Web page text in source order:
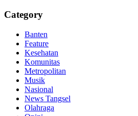
Category
Banten
Feature
Kesehatan
Komunitas
Metropolitan
Musik
Nasional
News Tangsel
Olahraga